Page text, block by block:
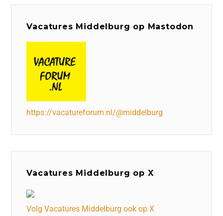
Vacatures Middelburg op Mastodon
https://vacatureforum.nl/@middelburg
Vacatures Middelburg op X
Volg Vacatures Middelburg ook op X